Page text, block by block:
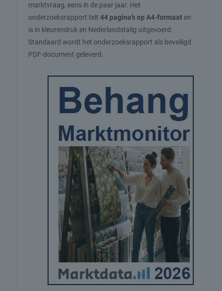
marktvraag, eens in de paar jaar. Het
onderzoeksrapport telt44 pagina’s op A4-formaat en
is in kleurendruk en Nederlandstalig uitgevoerd.
Standaard wordt het onderzoeksrapport als beveiligd
PDF-document geleverd.